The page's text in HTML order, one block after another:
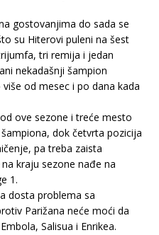
gostovanjima do sada se
su Hiterovi puleni na šest
tri remija i jedan
nekadašnji šampion
od mesec i po dana kada
ove sezone i treće mesto
dok četvrta pozicija
pa treba zaista
kraju sezone nađe na
1.
dosta problema sa
Parižana neće moći da
Salisua i Enrikea.